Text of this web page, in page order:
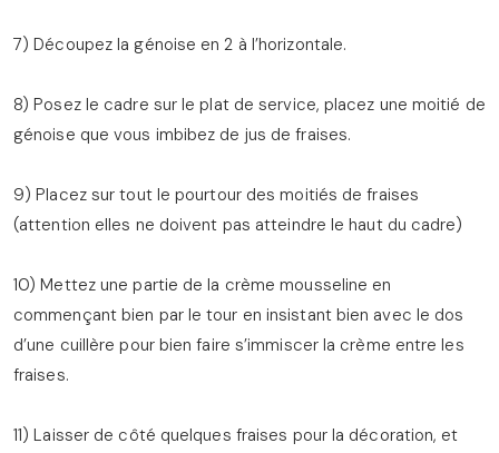
7) Découpez la génoise en 2 à l’horizontale.
8) Posez le cadre sur le plat de service, placez une moitié de
génoise que vous imbibez de jus de fraises.
9) Placez sur tout le pourtour des moitiés de fraises
(attention elles ne doivent pas atteindre le haut du cadre)
10) Mettez une partie de la crème mousseline en
commençant bien par le tour en insistant bien avec le dos
d’une cuillère pour bien faire s’immiscer la crème entre les
fraises.
11) Laisser de côté quelques fraises pour la décoration, et